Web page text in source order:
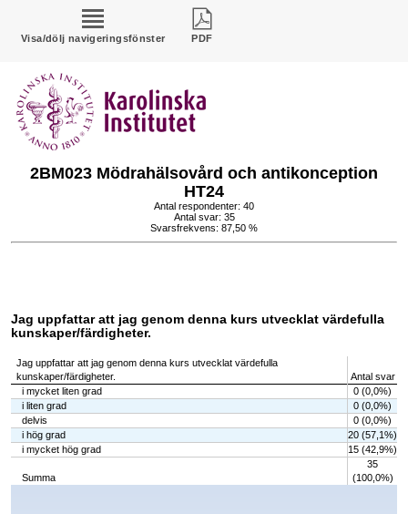
Visa/dölj navigeringsfönster PDF
2BM023 Mödrahälsovård och antikonception
HT24
Antal respondenter: 40
Antal svar: 35
Svarsfrekvens: 87,50 %
Jag uppfattar att jag genom denna kurs utvecklat värdefulla
kunskaper/färdigheter.
Jag uppfattar att jag genom denna kurs utvecklat värdefulla
kunskaper/färdigheter.
Antal svar
i mycket liten grad
0 (0,0%)
i liten grad
0 (0,0%)
delvis
0 (0,0%)
i hög grad
20 (57,1%)
i mycket hög grad
15 (42,9%)
Summa
35
(100,0%)
Chart